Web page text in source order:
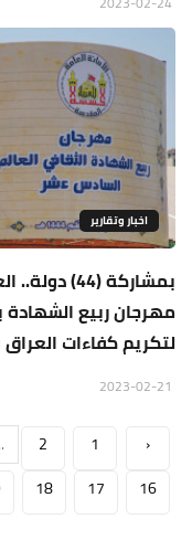
اخبار وتقارير
بمشاركة
مهرجان ربيع
لتكريم كفاءات
‹
1
2
16
17
18